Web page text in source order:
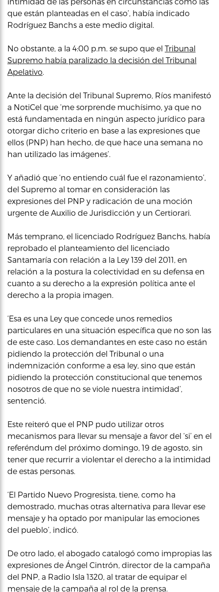
que están planteadas en el caso’, había indicado
Rodríguez Banchs a este medio digital.
No obstante, a la 4:00 p.m. se supo que el Tribunal
Supremo había paralizado la decisión del Tribunal
Apelativo.
Ante la decisión del Tribunal Supremo, Ríos manifestó
a NotiCel que ‘me sorprende muchísimo, ya que no
está fundamentada en ningún aspecto jurídico para
otorgar dicho criterio en base a las expresiones que
ellos (PNP) han hecho, de que hace una semana no
han utilizado las imágenes’.
Y añadió que ‘no entiendo cuál fue el razonamiento’,
del Supremo al tomar en consideración las
expresiones del PNP y radicación de una moción
urgente de Auxilio de Jurisdicción y un Certiorari.
Más temprano, el licenciado Rodríguez Banchs, había
reprobado el planteamiento del licenciado
Santamaría con relación a la Ley 139 del 2011, en
relación a la postura la colectividad en su defensa en
cuanto a su derecho a la expresión política ante el
derecho a la propia imagen.
‘Esa es una Ley que concede unos remedios
particulares en una situación específica que no son las
de este caso. Los demandantes en este caso no están
pidiendo la protección del Tribunal o una
indemnización conforme a esa ley, sino que están
pidiendo la protección constitucional que tenemos
nosotros de que no se viole nuestra intimidad’,
sentenció.
Este reiteró que el PNP pudo utilizar otros
mecanismos para llevar su mensaje a favor del ‘si’ en el
referéndum del próximo domingo, 19 de agosto, sin
tener que recurrir a violentar el derecho a la intimidad
de estas personas.
‘El Partido Nuevo Progresista, tiene, como ha
demostrado, muchas otras alternativa para llevar ese
mensaje y ha optado por manipular las emociones
del pueblo’, indicó.
De otro lado, el abogado catalogó como impropias las
expresiones de Ángel Cintrón, director de la campaña
del PNP, a Radio Isla 1320, al tratar de equipar el
mensaje de la campaña al rol de la prensa.